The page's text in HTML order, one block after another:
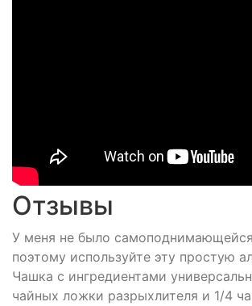
Отзывы
У меня не было
поэтому используйте эту простую
Чашка с ингредиентами
чайных ложки разрыхлителя и 1/4